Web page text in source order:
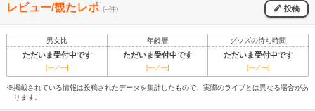
レビュー/観たレポ (--件) 投稿
男女比 年齢層 グッズの待ち時間
ただいま受付中です ただいま受付中です ただいま受付中です
[---／---] [---／---] [---／---]
※掲載されている情報は投稿されたデータを集計したもので、実際のライブとは異なる場合があ
ります。